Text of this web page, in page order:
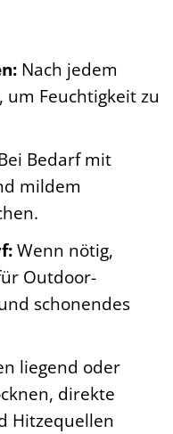
Nach jedem
Feuchtigkeit zu
Bedarf mit
mildem
Wenn nötig,
Outdoor-
schonendes
liegend oder
direkte
Hitzequellen